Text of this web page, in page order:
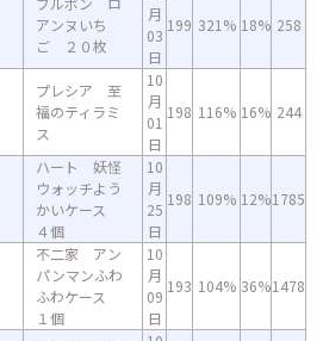
アンヌいち
ご ２０枚
月
03
日
199 321% 18% 258
プレシア 至
福のティラミ
ス
10
月
01
日
198 116% 16% 244
ハート 妖怪
ウォッチよう
かいケース
４個
10
月
25
日
198 109% 12%1785
不二家 アン
パンマンふわ
ふわケース
１個
10
月
09
日
193 104% 36%1478